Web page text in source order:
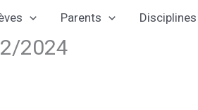
Parents Disciplines
2024